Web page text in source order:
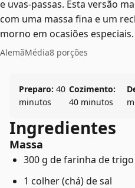
e uvas-passas. Esta versão
com uma massa fina e um
morno em ocasiões especiais.
AlemãMédia8 porções
Preparo: 40
minutos
Cozimento:
40 minutos
Ingredientes
Massa
300 g de farinha de trigo
1 colher (chá) de sal